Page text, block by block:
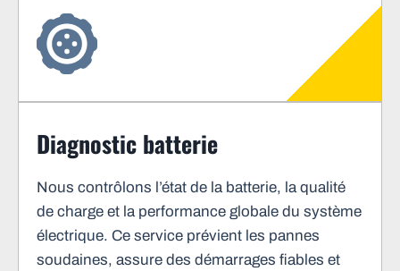
Diagnostic batterie
Nous contrôlons l’état de la batterie, la qualité
de charge et la performance globale du système
électrique. Ce service prévient les pannes
soudaines, assure des démarrages fiables et